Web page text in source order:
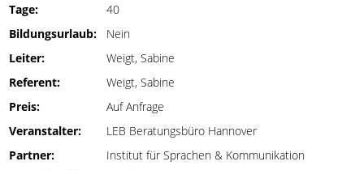
Tage:
40
Bildungsurlaub:
Nein
Leiter:
Weigt, Sabine
Referent:
Weigt, Sabine
Preis:
Auf Anfrage
Veranstalter:
LEB Beratungsbüro Hannover
Partner:
Institut für Sprachen & Kommunikation